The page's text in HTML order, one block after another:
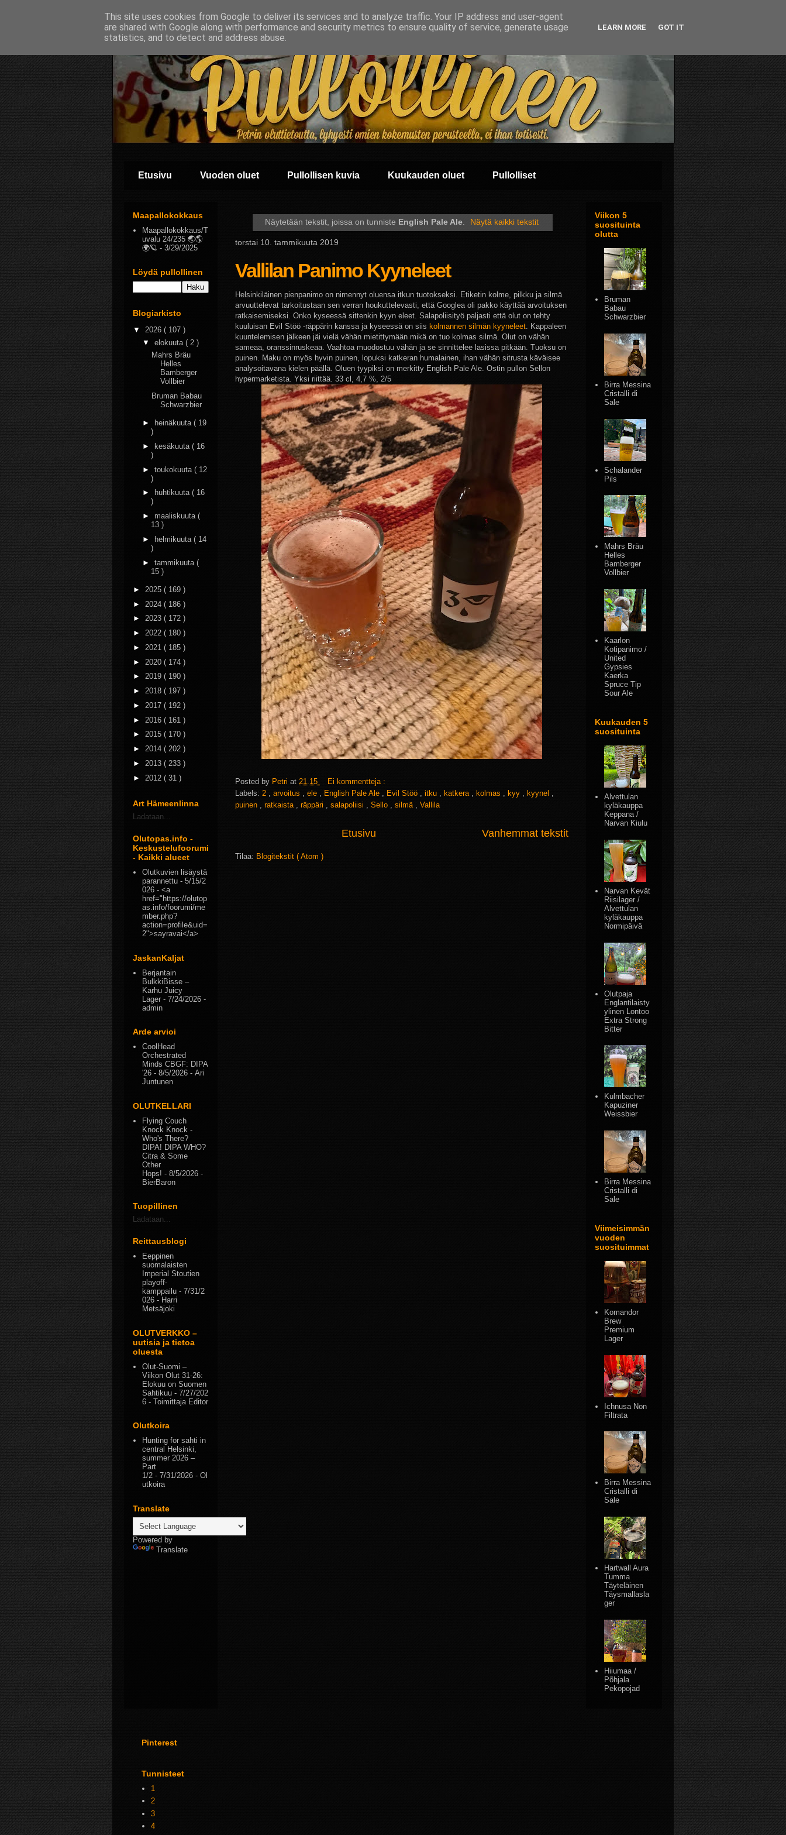
Etusivu Vuoden oluet Pullollisen kuvia Kuukauden oluet Pullolliset
Näytetään tekstit, joissa on tunniste English Pale Ale. Näytä kaikki tekstit
torstai 10. tammikuuta 2019
Vallilan Panimo Kyyneleet
Helsinkiläinen pienpanimo on nimennyt oluensa itkun tuotokseksi. Etiketin kolme, pilkku ja silmä
arvuuttelevat tarkoitustaan sen verran houkuttelevasti, että Googlea oli pakko käyttää arvoituksen
ratkaisemiseksi. Onko kyseessä sittenkin kyyn eleet. Salapoliisityö paljasti että olut on tehty
kuuluisan Evil Stöö -räppärin kanssa ja kyseessä on siis kolmannen silmän kyyneleet . Kappaleen
kuuntelemisen jälkeen jäi vielä vähän mietittymään mikä on tuo kolmas silmä. Olut on vähän
sameaa, oranssinruskeaa. Vaahtoa muodostuu vähän ja se sinnittelee lasissa pitkään. Tuoksu on
puinen. Maku on myös hyvin puinen, lopuksi katkeran humalainen, ihan vähän sitrusta käväisee
analysoitavana kielen päällä. Oluen tyypiksi on merkitty English Pale Ale. Ostin pullon Sellon
hypermarketista. Yksi riittää. 33 cl, 4,7 %, 2/5
Posted by Petri at 21.15
Ei kommentteja :
Labels: 2 , arvoitus , ele , English Pale Ale , Evil Stöö , itku , katkera , kolmas , kyy , kyynel ,
puinen , ratkaista , räppäri , salapoliisi , Sello , silmä , Vallila
Vanhemmat tekstit
Etusivu
Tilaa: Blogitekstit ( Atom )
Maapallokokkaus
Maapallokokkaus/T
uvalu 24/235 🌏🌎
🌍🪐 - 3/29/2025
Löydä pullollinen
Blogiarkisto
▼ 2026 ( 107 )
▼ elokuuta ( 2 )
Mahrs Bräu
Helles
Bamberger
Vollbier
Bruman Babau
Schwarzbier
► heinäkuuta ( 19
)
►
kesäkuuta ( 16
)
► toukokuuta ( 12
)
►
huhtikuuta ( 16
)
► maaliskuuta (
13 )
►
helmikuuta ( 14
)
► tammikuuta (
15 )
► 2025 ( 169 )
► 2024 ( 186 )
► 2023 ( 172 )
► 2022 ( 180 )
► 2021 ( 185 )
► 2020 ( 174 )
► 2019 ( 190 )
► 2018 ( 197 )
► 2017 ( 192 )
► 2016 ( 161 )
► 2015 ( 170 )
► 2014 ( 202 )
► 2013 ( 233 )
► 2012 ( 31 )
Art Hämeenlinna
Ladataan...
Olutopas.info -
Keskustelufoorumi
- Kaikki alueet
Olutkuvien lisäystä
parannettu - 5/15/2
026 - <a
href="https://olutop
as.info/foorumi/me
mber.php?
action=profile&uid=
2">sayravai</a>
JaskanKaljat
Berjantain
BulkkiBisse –
Karhu Juicy
Lager - 7/24/2026 -
admin
Arde arvioi
CoolHead
Orchestrated
Minds CBGF: DIPA
'26 - 8/5/2026 - Ari
Juntunen
OLUTKELLARI
Flying Couch
Knock Knock -
Who's There?
DIPA! DIPA WHO?
Citra & Some
Other
Hops! - 8/5/2026 -
BierBaron
Tuopillinen
Ladataan...
Reittausblogi
Eeppinen
suomalaisten
Imperial Stoutien
playoff-
kamppailu - 7/31/2
026 - Harri
Metsäjoki
OLUTVERKKO –
uutisia ja tietoa
oluesta
Olut-Suomi –
Viikon Olut 31-26:
Elokuu on Suomen
Sahtikuu - 7/27/202
6 - Toimittaja Editor
Olutkoira
Hunting for sahti in
central Helsinki,
summer 2026 –
Part
1/2 - 7/31/2026 - Ol
utkoira
Translate
Powered by
Translate
Viikon 5
suosituinta
olutta
Bruman
Babau
Schwarzbier
Birra Messina
Cristalli di
Sale
Schalander
Pils
Mahrs Bräu
Helles
Bamberger
Vollbier
Kaarlon
Kotipanimo /
United
Gypsies
Kaerka
Spruce Tip
Sour Ale
Kuukauden 5
suosituinta
Alvettulan
kyläkauppa
Keppana /
Narvan Kiulu
Narvan Kevät
Riisilager /
Alvettulan
kyläkauppa
Normipäivä
Olutpaja
Englantilaisty
ylinen Lontoo
Extra Strong
Bitter
Kulmbacher
Kapuziner
Weissbier
Birra Messina
Cristalli di
Sale
Viimeisimmän
vuoden
suosituimmat
Komandor
Brew
Premium
Lager
Ichnusa Non
Filtrata
Birra Messina
Cristalli di
Sale
Hartwall Aura
Tumma
Täyteläinen
Täysmallasla
ger
Hiiumaa /
Põhjala
Pekopojad
Pinterest
Tunnisteet
1
2
3
4
This site uses cookies from Google to deliver its services and to analyze traffic. Your IP address and user-agent
are shared with Google along with performance and security metrics to ensure quality of service, generate usage
statistics, and to detect and address abuse.
LEARN MORE GOT IT